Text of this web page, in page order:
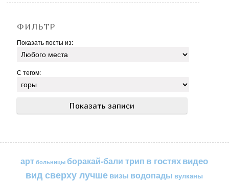
ФИЛЬТР
Показать посты из:
С тегом:
арт больницы боракай-бали трип в гостяхвидео
вид сверху лучшевизы водопады вулканы